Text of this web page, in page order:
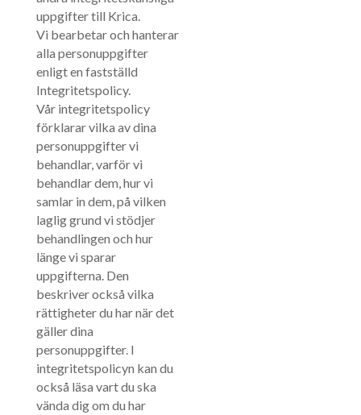
uppgifter till Krica.
Vi bearbetar och hanterar
alla personuppgifter
enligt en fastställd
Integritetspolicy.
Vår integritetspolicy
förklarar vilka av dina
personuppgifter vi
behandlar, varför vi
behandlar dem, hur vi
samlar in dem, på vilken
laglig grund vi stödjer
behandlingen och hur
länge vi sparar
uppgifterna. Den
beskriver också vilka
rättigheter du har när det
gäller dina
personuppgifter. I
integritetspolicyn kan du
också läsa vart du ska
vända dig om du har